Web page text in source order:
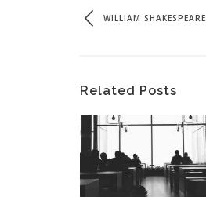
WILLIAM SHAKESPEARE
Related Posts